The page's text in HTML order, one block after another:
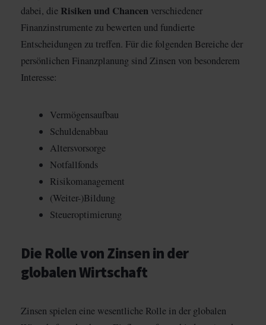
dabei, die Risiken und Chancen verschiedener
Finanzinstrumente zu bewerten und fundierte
Entscheidungen zu treffen. Für die folgenden Bereiche der
persönlichen Finanzplanung sind Zinsen von besonderem
Interesse:
Vermögensaufbau
Schuldenabbau
Altersvorsorge
Notfallfonds
Risikomanagement
(Weiter-)Bildung
Steueroptimierung
Die Rolle von Zinsen in der
globalen Wirtschaft
Zinsen spielen eine wesentliche Rolle in der globalen